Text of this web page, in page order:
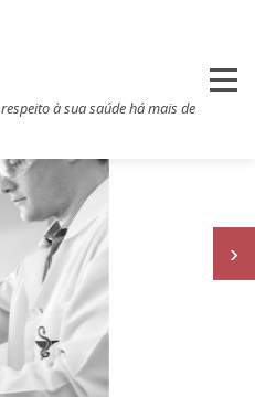
à sua saúde há mais de
›